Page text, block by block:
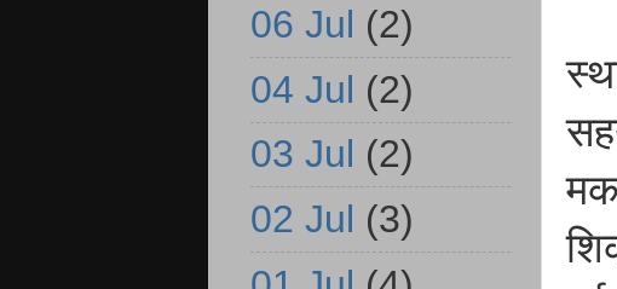
06 Jul (2)
04 Jul (2)
03 Jul (2)
02 Jul (3)